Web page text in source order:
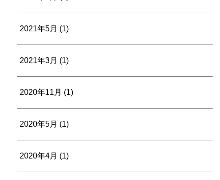
2021年5月 (1)
2021年3月 (1)
2020年11月 (1)
2020年5月 (1)
2020年4月 (1)